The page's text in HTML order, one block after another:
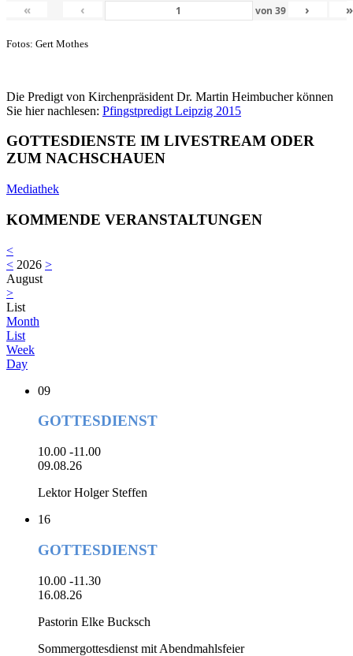
« ‹ von 39 › »
Fotos: Gert Mothes
Die Predigt von Kirchenpräsident Dr. Martin Heimbucher können
Sie hier nachlesen: Pfingstpredigt Leipzig 2015
GOTTESDIENSTE IM LIVESTREAM ODER
ZUM NACHSCHAUEN
Mediathek
KOMMENDE VERANSTALTUNGEN
<
< 2026 >
August
>
List
Month
List
Week
Day
09
GOTTESDIENST
10.00 -11.00
09.08.26
Lektor Holger Steffen
16
GOTTESDIENST
10.00 -11.30
16.08.26
Pastorin Elke Bucksch
Sommergottesdienst mit Abendmahlsfeier